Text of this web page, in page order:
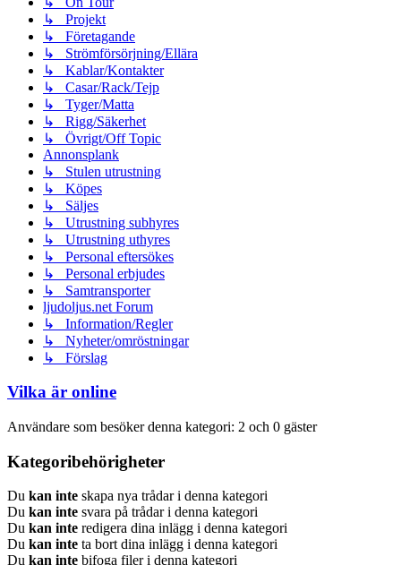
↳ Projekt
↳ Företagande
↳ Strömförsörjning/Ellära
↳ Kablar/Kontakter
↳ Casar/Rack/Tejp
↳ Tyger/Matta
↳ Rigg/Säkerhet
↳ Övrigt/Off Topic
Annonsplank
↳ Stulen utrustning
↳ Köpes
↳ Säljes
↳ Utrustning subhyres
↳ Utrustning uthyres
↳ Personal eftersökes
↳ Personal erbjudes
↳ Samtransporter
ljudoljus.net Forum
↳ Information/Regler
↳ Nyheter/omröstningar
↳ Förslag
Vilka är online
Användare som besöker denna kategori: 2 och 0 gäster
Kategoribehörigheter
Du kan inte skapa nya trådar i denna kategori
Du kan inte svara på trådar i denna kategori
Du kan inte redigera dina inlägg i denna kategori
Du kan inte ta bort dina inlägg i denna kategori
Du kan inte bifoga filer i denna kategori